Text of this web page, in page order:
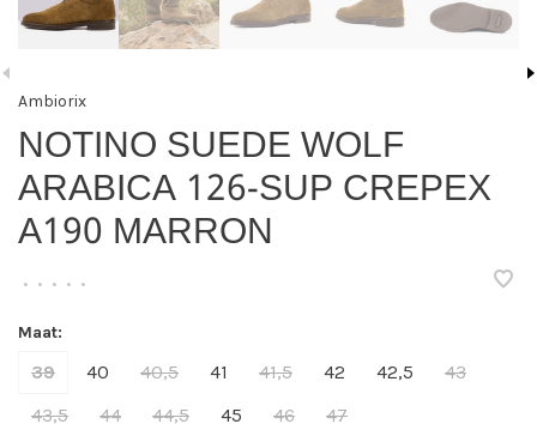
Ambiorix
NOTINO SUEDE WOLF
ARABICA 126-SUP CREPEX
A190 MARRON
• • • • •
Maat:
39 40 40,5 41 41,5 42 42,5
43
43,5
44 44,5 45 46 47